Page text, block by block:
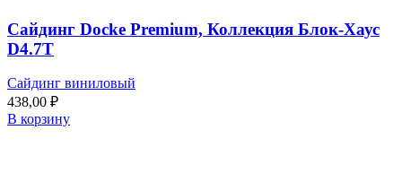
Сайдинг Docke Premium, Коллекция Блок-Хаус
D4.7T
Сайдинг виниловый
438,00 ₽
В корзину